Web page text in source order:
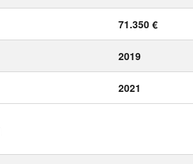
71.350 €
2019
2021